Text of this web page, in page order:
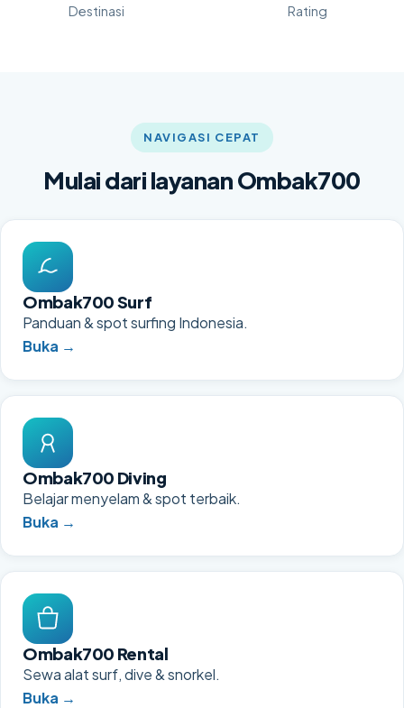
Destinasi Rating
NAVIGASI CEPAT
Mulai dari layanan Ombak700
Ombak700 Surf
Panduan & spot surfing Indonesia.
Buka →
Ombak700 Diving
Belajar menyelam & spot terbaik.
Buka →
Ombak700 Rental
Sewa alat surf, dive & snorkel.
Buka →